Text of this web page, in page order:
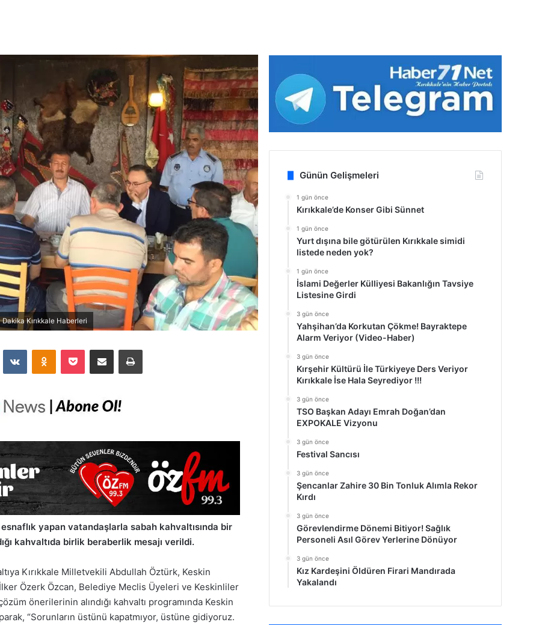
Dakika Kırıkkale Haberleri
esnaflık yapan vatandaşlarla sabah kahvaltısında bir
kahvaltıda birlik beraberlik mesajı verildi.
Kırıkkale Milletvekili Abdullah Öztürk, Keskin
İlker Özerk Özcan, Belediye Meclis Üyeleri ve Keskinliler
önerilerinin alındığı kahvaltı programında Keskin
“Sorunların üstünü kapatmıyor, üstüne gidiyoruz.
Günün Gelişmeleri
1 gün önce
Kırıkkale’de Konser Gibi Sünnet
1 gün önce
Yurt dışına bile götürülen Kırıkkale simidi
listede neden yok?
1 gün önce
İslami Değerler Külliyesi Bakanlığın Tavsiye
Listesine Girdi
3 gün önce
Yahşihan’da Korkutan Çökme! Bayraktepe
Alarm Veriyor (Video-Haber)
3 gün önce
Kırşehir Kültürü İle Türkiyeye Ders Veriyor
Kırıkkale İse Hala Seyrediyor !!!
3 gün önce
TSO Başkan Adayı Emrah Doğan’dan
EXPOKALE Vizyonu
3 gün önce
Festival Sancısı
3 gün önce
Şencanlar Zahire 30 Bin Tonluk Alımla Rekor
Kırdı
3 gün önce
Görevlendirme Dönemi Bitiyor! Sağlık
Personeli Asıl Görev Yerlerine Dönüyor
3 gün önce
Kız Kardeşini Öldüren Firari Mandırada
Yakalandı